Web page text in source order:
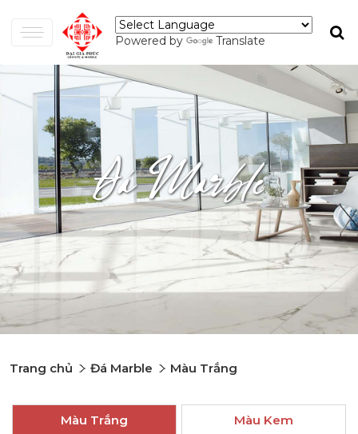
Powered by Translate
Đá Marble
Trang chủ Đá Marble Màu Trắng
Màu Trắng Màu Kem